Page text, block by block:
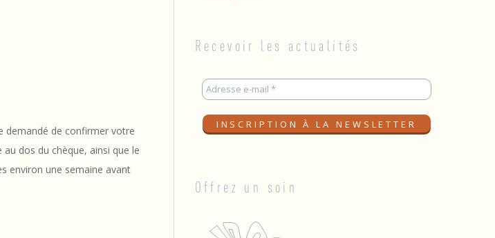
demandé de confirmer votre
dos du chèque, ainsi que le
environ une semaine avant
Recevoir les actualités
Offrez un soin